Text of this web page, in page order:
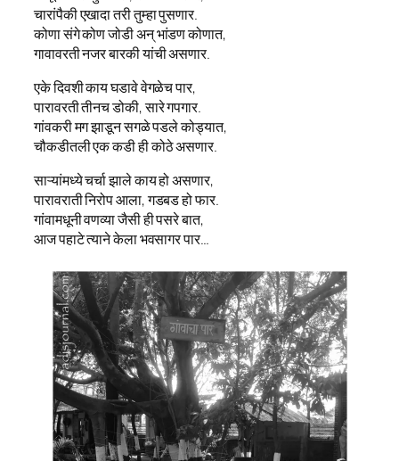
चारांपैकी एखादा तरी तुम्हा पुसणार.
कोणा संगे कोण जोडी अन् भांडण कोणात,
गावावरती नजर बारकी यांची असणार.
एके दिवशी काय घडावे वेगळेच पार,
पारावरती तीनच डोकी, सारे गपगार.
गांवकरी मग झाडून सगळे पडले कोड्यात,
चौकडीतली एक कडी ही कोठे असणार.
साऱ्यांमध्ये चर्चा झाले काय हो असणार,
पारावराती निरोप आला, गडबड हो फार.
गांवामधूनी वणव्या जैसी ही पसरे बात,
आज पहाटे त्याने केला भवसागर पार…